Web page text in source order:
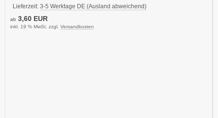
Lieferzeit: 3-5 Werktage DE (Ausland abweichend)
ab 3,60 EUR
inkl. 19 % MwSt. zzgl. Versandkosten